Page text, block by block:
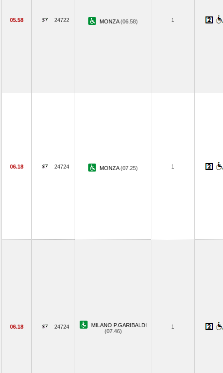
05.58 24722 MONZA(06.58) 1
06.18 24724 MONZA(07.25) 1
06.18 24724
MILANO P.GARIBALDI
(07.46)
1